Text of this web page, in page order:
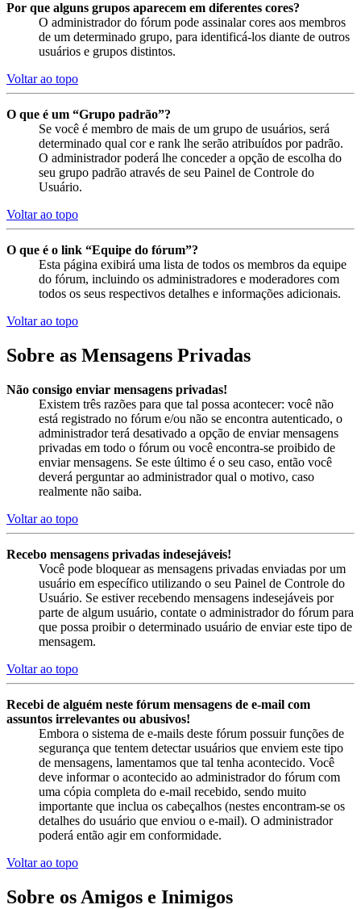
Por que alguns grupos aparecem em diferentes cores?
O administrador do fórum pode assinalar cores aos membros
de um determinado grupo, para identificá-los diante de outros
usuários e grupos distintos.
Voltar ao topo
O que é um “Grupo padrão”?
Se você é membro de mais de um grupo de usuários, será
determinado qual cor e rank lhe serão atribuídos por padrão.
O administrador poderá lhe conceder a opção de escolha do
seu grupo padrão através de seu Painel de Controle do
Usuário.
Voltar ao topo
O que é o link “Equipe do fórum”?
Esta página exibirá uma lista de todos os membros da equipe
do fórum, incluindo os administradores e moderadores com
todos os seus respectivos detalhes e informações adicionais.
Voltar ao topo
Sobre as Mensagens Privadas
Não consigo enviar mensagens privadas!
Existem três razões para que tal possa acontecer: você não
está registrado no fórum e/ou não se encontra autenticado, o
administrador terá desativado a opção de enviar mensagens
privadas em todo o fórum ou você encontra-se proibido de
enviar mensagens. Se este último é o seu caso, então você
deverá perguntar ao administrador qual o motivo, caso
realmente não saiba.
Voltar ao topo
Recebo mensagens privadas indesejáveis!
Você pode bloquear as mensagens privadas enviadas por um
usuário em específico utilizando o seu Painel de Controle do
Usuário. Se estiver recebendo mensagens indesejáveis por
parte de algum usuário, contate o administrador do fórum para
que possa proibir o determinado usuário de enviar este tipo de
mensagem.
Voltar ao topo
Recebi de alguém neste fórum mensagens de e-mail com
assuntos irrelevantes ou abusivos!
Embora o sistema de e-mails deste fórum possuir funções de
segurança que tentem detectar usuários que enviem este tipo
de mensagens, lamentamos que tal tenha acontecido. Você
deve informar o acontecido ao administrador do fórum com
uma cópia completa do e-mail recebido, sendo muito
importante que inclua os cabeçalhos (nestes encontram-se os
detalhes do usuário que enviou o e-mail). O administrador
poderá então agir em conformidade.
Voltar ao topo
Sobre os Amigos e Inimigos